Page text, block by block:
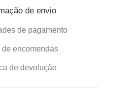
de envio
de pagamento
de encomendas
de devolução